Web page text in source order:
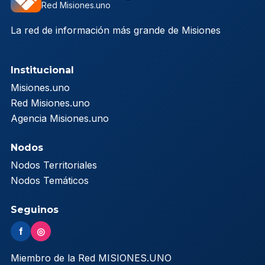
Red Misiones.uno
La red de información más grande de Misiones
Institucional
Misiones.uno
Red Misiones.uno
Agencia Misiones.uno
Nodos
Nodos Territoriales
Nodos Temáticos
Seguinos
f ◎
Miembro de la Red MISIONES.UNO